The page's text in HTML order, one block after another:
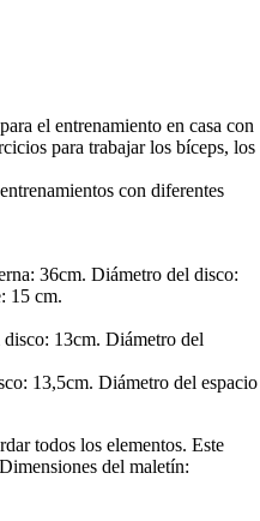
el entrenamiento en casa con
para trabajar los bíceps, los
con diferentes
36cm. Diámetro del disco:
15 cm.
13cm. Diámetro del
13,5cm. Diámetro del espacio
todos los elementos. Este
del maletín: